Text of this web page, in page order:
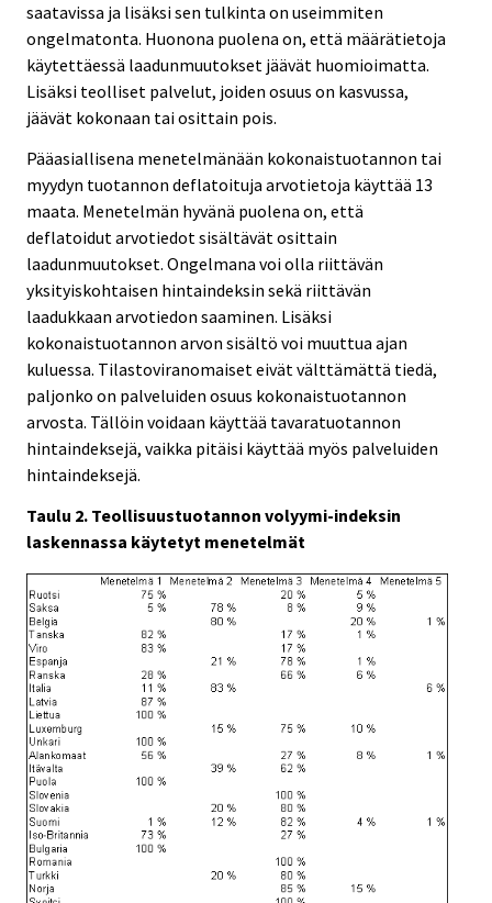
saatavissa ja lisäksi sen tulkinta on useimmiten
ongelmatonta. Huonona puolena on, että määrätietoja
käytettäessä laadunmuutokset jäävät huomioimatta.
Lisäksi teolliset palvelut, joiden osuus on kasvussa,
jäävät kokonaan tai osittain pois.
Pääasiallisena menetelmänään kokonaistuotannon tai
myydyn tuotannon deflatoituja arvotietoja käyttää 13
maata. Menetelmän hyvänä puolena on, että
deflatoidut arvotiedot sisältävät osittain
laadunmuutokset. Ongelmana voi olla riittävän
yksityiskohtaisen hintaindeksin sekä riittävän
laadukkaan arvotiedon saaminen. Lisäksi
kokonaistuotannon arvon sisältö voi muuttua ajan
kuluessa. Tilastoviranomaiset eivät välttämättä tiedä,
paljonko on palveluiden osuus kokonaistuotannon
arvosta. Tällöin voidaan käyttää tavaratuotannon
hintaindeksejä, vaikka pitäisi käyttää myös palveluiden
hintaindeksejä.
Taulu 2. Teollisuustuotannon volyymi-indeksin
laskennassa käytetyt menetelmät